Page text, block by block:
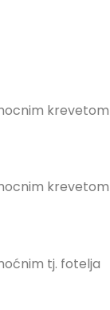
krevetom
krevetom
tj. fotelja